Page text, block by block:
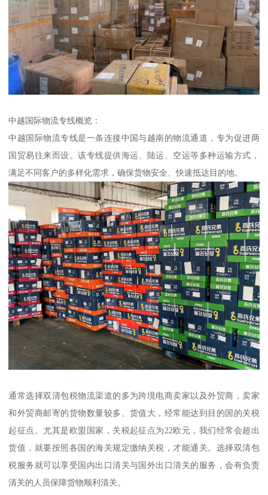
中越国际物流专线概览：
中越国际物流专线是一条连接中国与越南的物流通道，专为促进两
国贸易往来而设。该专线提供海运、陆运、空运等多种运输方式，
满足不同客户的多样化需求，确保货物安全、快速抵达目的地。
通常选择双清包税物流渠道的多为跨境电商卖家以及外贸商，卖家
和外贸商邮寄的货物数量较多、货值大，经常能达到目的国的关税
起征点。尤其是欧盟国家，关税起征点为22欧元，我们经常会超出
货值，就要按照各国的海关规定缴纳关税，才能通关。选择双清包
税服务就可以享受国内出口清关与国外出口清关的服务，会有负责
清关的人员保障货物顺利清关。